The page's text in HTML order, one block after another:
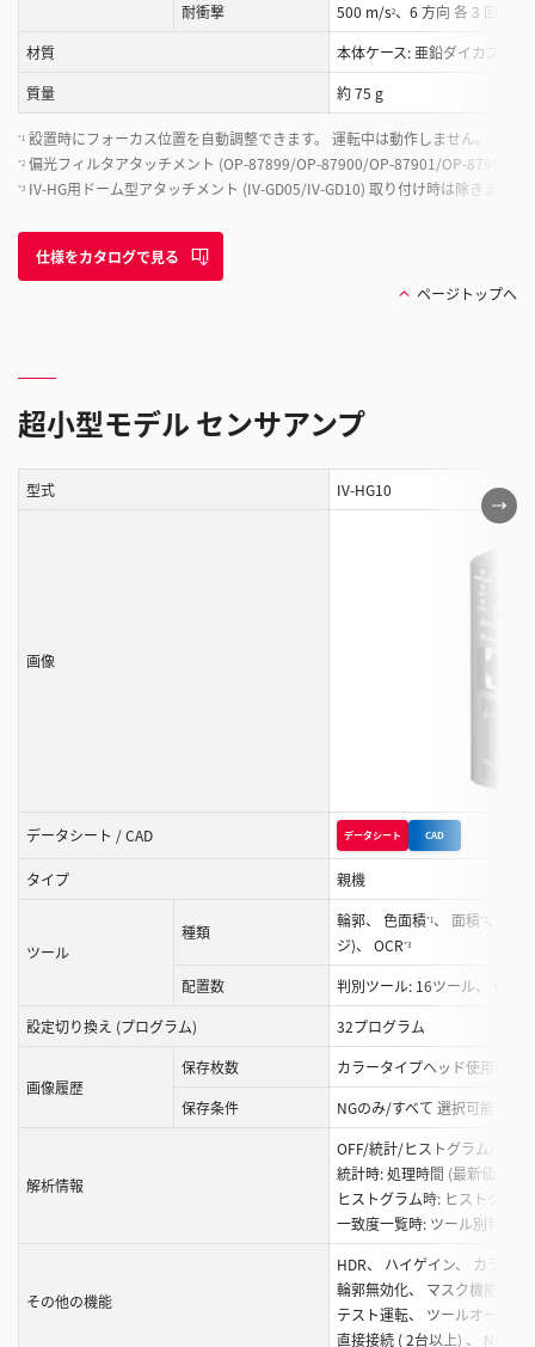
耐衝撃
500 m/s2、6 方向 各 3 回
材質
本体ケース: 亜鉛ダイカスト
質量
約 75 g
*1 設置時にフォーカス位置を自動調整できます。 運転中は動作しません。 プロ
*2 偏光フィルタアタッチメント (OP-87899/OP-87900/OP-87901/OP-87902) 取
*3 IV-HG用ドーム型アタッチメント (IV-GD05/IV-GD10) 取り付け時は除きます。
仕様をカタログで見る
ページトップへ
超小型モデル センサアンプ
こ
の
表
ク
ロ
る
型式 IV-HG10
画像
データシート / CAD データシート CAD
タイプ 親機
ツール
種類
輪郭、 色面積*1、 面積 *2
ジ)、 OCR*3
配置数
判別ツール: 16ツール、 位置
設定切り換え (プログラム)
32プログラム
画像履歴
保存枚数
カラータイプヘッド使用時:
保存条件
NGのみ/すべて 選択可能
解析情報
OFF/統計/ヒストグラム/一致
統計時: 処理時間 (最新値、
ヒストグラム時: ヒストグラ
一致度一覧時: ツール別判別
その他の機能
HDR、 ハイゲイン、 カラーフ
輪郭無効化、 マスク機能、
テスト運転、 ツールオートチ
直接接続 ( 2台以上) 、 NG発